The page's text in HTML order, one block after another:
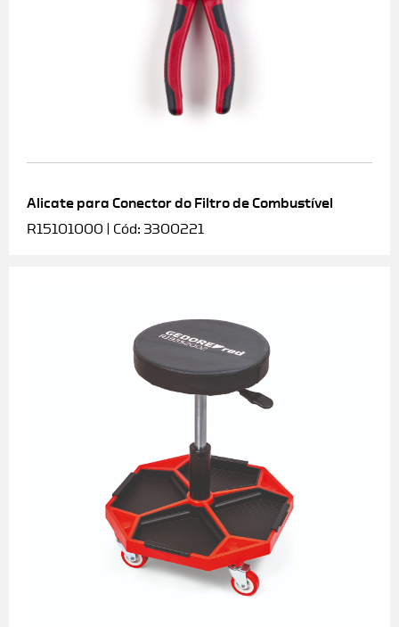
Alicate para Conector do Filtro de Combustível
R15101000 | Cód: 3300221